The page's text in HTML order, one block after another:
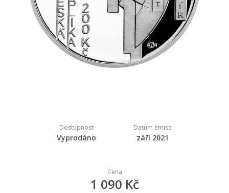
Dostupnost
Vyprodáno
Datum emise
září 2021
Cena
1 090 Kč